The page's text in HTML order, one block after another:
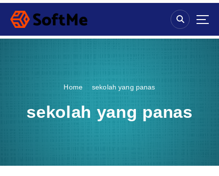
S
p
Home sekolah yang panas
sekolah yang panas